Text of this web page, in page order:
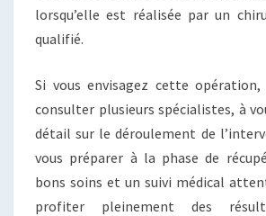
lorsqu’elle est réalisée par un
qualifié.
Si vous envisagez cette opération,
consulter plusieurs spécialistes, à
détail sur le déroulement de
vous préparer à la phase de
bons soins et un suivi médical
profiter pleinement des